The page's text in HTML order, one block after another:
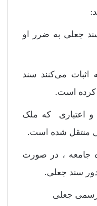
جعلی به ضرر او
می‌کنند سند
کرده است.
و اعتباری که ملک
منتقل شده است.
جامعه ، در صورت
سند جعلی.